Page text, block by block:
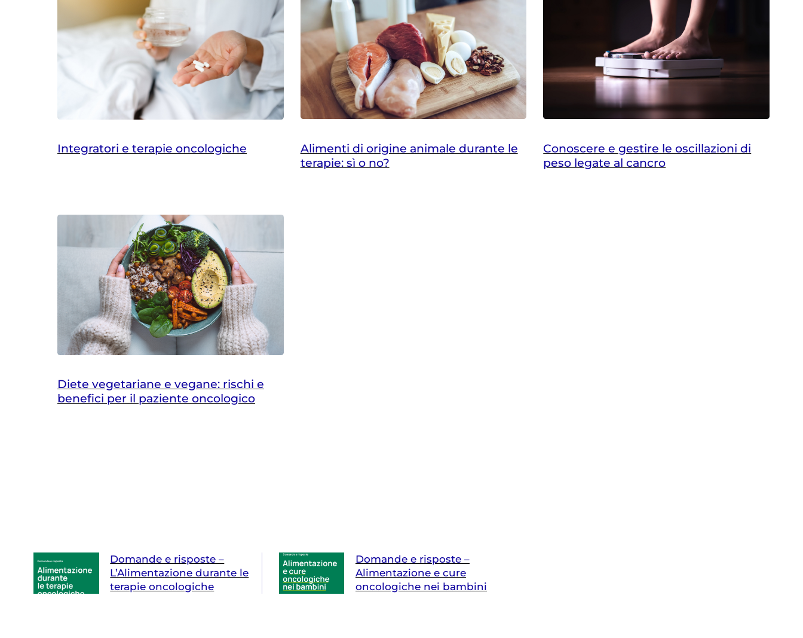
Integratori e terapie oncologiche
Alimenti di origine animale durante le
terapie: sì o no?
Conoscere e gestire le oscillazioni di
peso legate al cancro
Diete vegetariane e vegane: rischi e
benefici per il paziente oncologico
Domande e risposte –
L’Alimentazione durante le
terapie oncologiche
Domande e risposte –
Alimentazione e cure
oncologiche nei bambini